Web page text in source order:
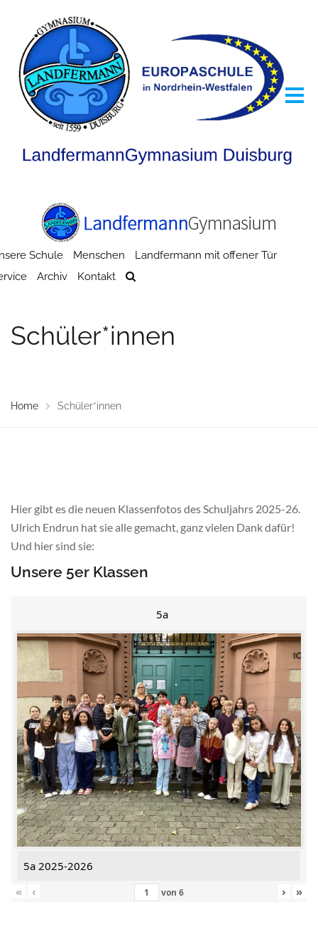
Schule Menschen
Landfermann mit offener Tür
Archiv Kontakt
Schüler*innen
Home Schüler*innen
Hier gibt es die neuen Klassenfotos des Schuljahrs 2025-26.
Ulrich Endrun hat sie alle gemacht, ganz vielen Dank dafür!
Und hier sind sie:
Unsere 5er Klassen
5a
5a 2025-2026
«
‹ von 6 › »